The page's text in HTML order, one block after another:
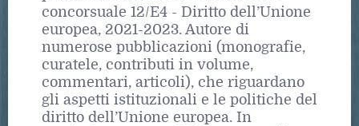
concorsuale 12/E4 - Diritto dell’Unione
europea, 2021-2023. Autore di
numerose pubblicazioni (monografie,
curatele, contributi in volume,
commentari, articoli), che riguardano
gli aspetti istituzionali e le politiche del
diritto dell’Unione europea. In